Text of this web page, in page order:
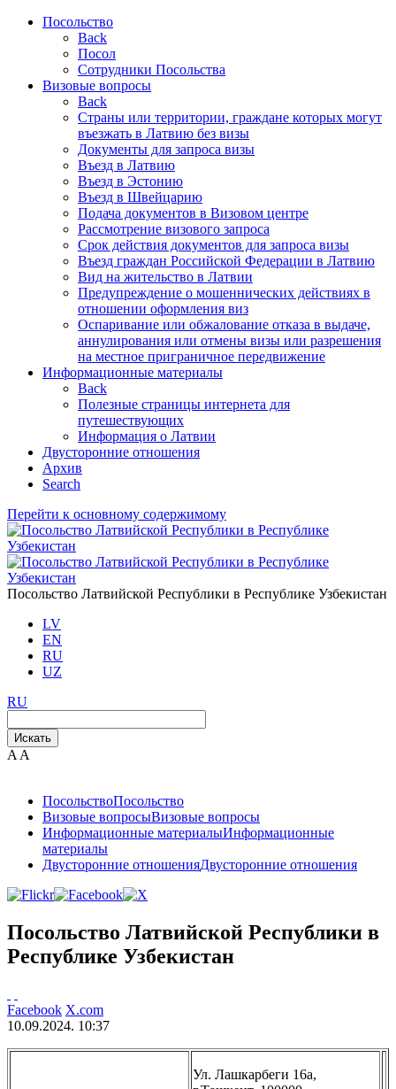
Посольство
Back
Посол
Сотрудники Посольства
Визовые вопросы
Back
Страны или территории, граждане которых могут
въезжать в Латвию без визы
Документы для запроса визы
Въезд в Латвию
Въезд в Эстонию
Въезд в Швейцарию
Подача документов в Визовом центре
Рассмотрение визового запроса
Срок действия документов для запроса визы
Въезд граждан Российской Федерации в Латвию
Вид на жительство в Латвии
Предупреждение о мошеннических действиях в
отношении оформления виз
Оспаривание или обжалование отказа в выдаче,
аннулирования или отмены визы или разрешения
на местное приграничное передвижение
Информационные материалы
Back
Полезные страницы интернета для
путешествующих
Информация о Латвии
Двусторонние отношения
Aрхив
Search
Перейти к основному содержимому
Посольство Латвийской Республики в Республике Узбекистан
LV
EN
RU
UZ
RU
Искать
A A
ПосольствоПосольство
Визовые вопросыВизовые вопросы
Информационные материалыИнформационные
материалы
Двусторонние отношенияДвусторонние отношения
Посольство Латвийской Республики в
Республике Узбекистан
Facebook X.com
10.09.2024. 10:37
Ул. Лашкарбеги 16а,